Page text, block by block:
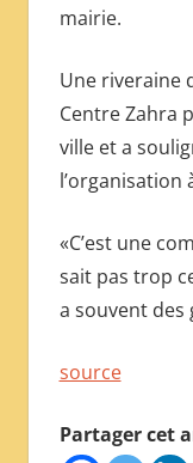
mairie.
Une riveraine
Centre Zahra
ville et a
l’organisation
«C’est une
sait pas trop
a souvent des
source
Partager cet